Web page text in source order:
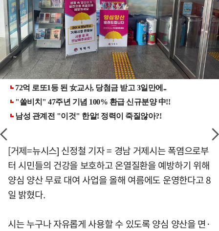
[거제=뉴시스] 신정철 기자 = 경남 거제시는 폭염으로부
터 시민들의 건강을 보호하고 온열질환을 예방하기 위해
양심 양산 무료 대여 사업을 올해 여름에도 운영한다고 8
일 밝혔다.
시는 누구나 자유롭게 사용할 수 있도록 양심 양산을 면·